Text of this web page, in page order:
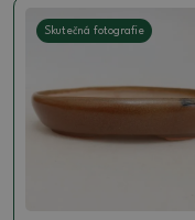
Skutečná fotografie